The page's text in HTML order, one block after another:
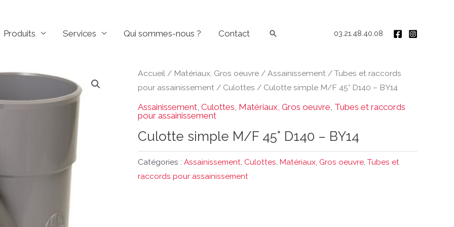
Produits Services Qui sommes-nous ? Contact Rechercher 03.21.48.40.08
Accueil / Matériaux, Gros oeuvre / Assainissement / Tubes et raccords
pour assainissement / Culottes / Culotte simple M/F 45° D140 – BY14
Assainissement Culottes Matériaux, Gros oeuvre Tubes et raccords
pour assainissement
Culotte simple M/F 45° D140 – BY14
Catégories : Assainissement, Culottes, Matériaux, Gros oeuvre, Tubes et
raccords pour assainissement